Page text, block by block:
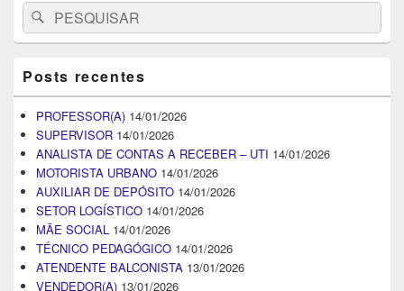
Search
for:
Pesquisar
Posts recentes
PROFESSOR(A) 14/01/2026
SUPERVISOR 14/01/2026
ANALISTA DE CONTAS A RECEBER – UTI 14/01/2026
MOTORISTA URBANO 14/01/2026
AUXILIAR DE DEPÓSITO 14/01/2026
SETOR LOGÍSTICO 14/01/2026
MÃE SOCIAL 14/01/2026
TÉCNICO PEDAGÓGICO 14/01/2026
ATENDENTE BALCONISTA 13/01/2026
VENDEDOR(A) 13/01/2026